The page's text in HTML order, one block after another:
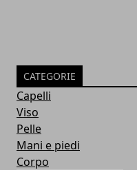
CATEGORIE
Capelli
Viso
Pelle
Mani e piedi
Corpo